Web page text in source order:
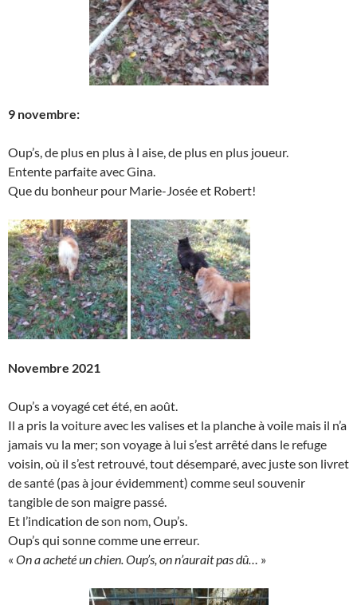
9 novembre:
Oup’s, de plus en plus à l aise, de plus en plus joueur.
Entente parfaite avec Gina.
Que du bonheur pour Marie-Josée et Robert!
Novembre 2021
Oup’s a voyagé cet été, en août.
Il a pris la voiture avec les valises et la planche à voile mais il n’a
jamais vu la mer; son voyage à lui s’est arrêté dans le refuge
voisin, où il s’est retrouvé, tout désemparé, avec juste son livret
de santé (pas à jour évidemment) comme seul souvenir
tangible de son maigre passé.
Et l’indication de son nom, Oup’s.
Oup’s qui sonne comme une erreur.
« On a acheté un chien. Oup’s, on n’aurait pas dû… »